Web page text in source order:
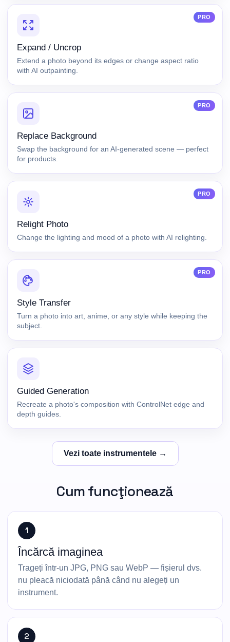
PRO
Expand / Uncrop
Extend a photo beyond its edges or change aspect ratio
with AI outpainting.
PRO
Replace Background
Swap the background for an AI-generated scene — perfect
for products.
PRO
Relight Photo
Change the lighting and mood of a photo with AI relighting.
PRO
Style Transfer
Turn a photo into art, anime, or any style while keeping the
subject.
Guided Generation
Recreate a photo's composition with ControlNet edge and
depth guides.
Vezi toate instrumentele →
Cum funcţionează
1
Încărcă imaginea
Trageți într-un JPG, PNG sau WebP — fișierul dvs.
nu pleacă niciodată până când nu alegeți un
instrument.
2